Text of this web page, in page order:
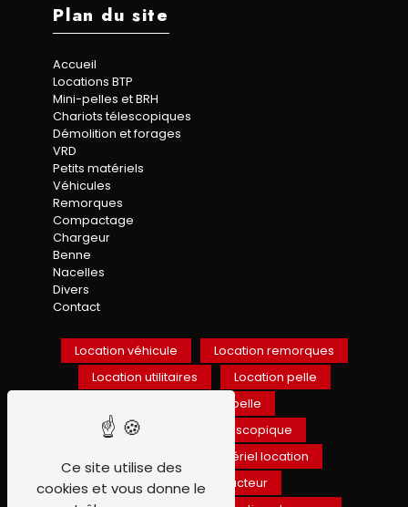
Plan du site
Accueil
Locations BTP
Mini-pelles et BRH
Chariots télescopiques
Démolition et forages
VRD
Petits matériels
Véhicules
Remorques
Compactage
Chargeur
Benne
Nacelles
Divers
Contact
Location véhicule
Location remorques
Location utilitaires
Location pelle
Location mini-pelle
Location chariot téléscopique
Matériel location
Location compacteur
Ce site utilise des
cookies et vous donne le